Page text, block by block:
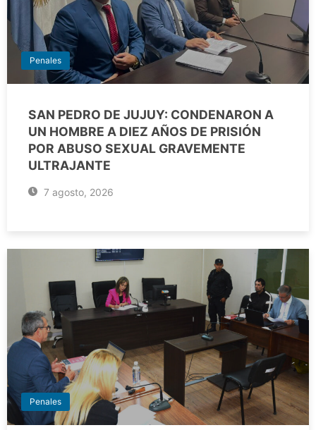
Penales
SAN PEDRO DE JUJUY: CONDENARON A
UN HOMBRE A DIEZ AÑOS DE PRISIÓN
POR ABUSO SEXUAL GRAVEMENTE
ULTRAJANTE
7 agosto, 2026
Penales